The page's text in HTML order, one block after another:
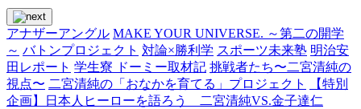
アナザーアングル MAKE YOUR UNIVERSE. ～第二の開学
～ バトンプロジェクト 対論×勝利学 スポーツ未来塾 明治安
田レポート 学生寮 ドーミー取材記 挑戦者たち〜二宮清純の
視点〜 二宮清純の「おなかを育てる」プロジェクト
【特別
企画】日本人ヒーローを語ろう 二宮清純VS.金子達仁